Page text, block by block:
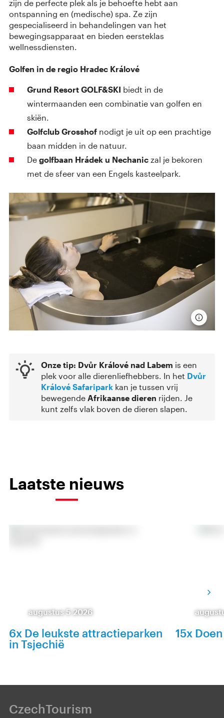
zijn de perfecte plek als je behoefte hebt aan
ontspanning en (medische) spa. Ze zijn
gespecialiseerd in behandelingen van het
bewegingsapparaat en bieden eersteklas
wellnessdiensten.
Golfen in de regio Hradec Králové
Grund Resort GOLF&SKI biedt in de
wintermaanden een combinatie van golfen en
skiën.
Golfclub Grosshof nodigt je uit op een prachtige
baan midden in de natuur.
De golfbaan Hrádek u Nechanic zal je bekoren
met de sfeer van een Engels kasteelpark.
Onze tip: Dvůr Králové nad Labem is een
plek voor alle dierenliefhebbers. In het Dvůr
Králové Safaripark kan je tussen vrij
bewegende Afrikaanse dieren rijden. Je
kunt zelfs vlak boven de dieren slapen.
Laatste nieuws
augustus 5 2026
6x De leukste attractieparken
in Tsjechië
15x
CzechTourism